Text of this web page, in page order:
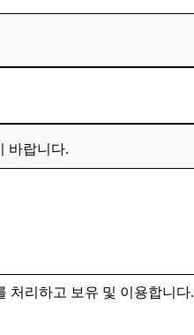
바랍니다.
처리하고 보유 및 이용합니다.